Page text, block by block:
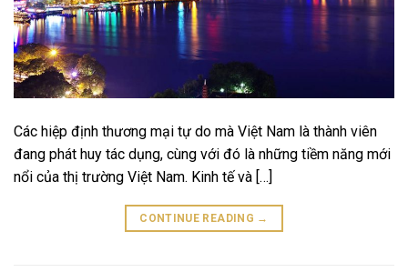
Các hiệp định thương mại tự do mà Việt Nam là thành viên
đang phát huy tác dụng, cùng với đó là những tiềm năng mới
nổi của thị trường Việt Nam. Kinh tế và […]
CONTINUE READING →